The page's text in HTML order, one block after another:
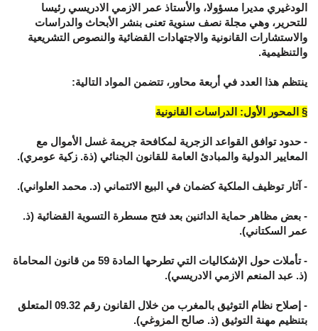
الودغيري مديرا مسؤولا، والأستاذ عمر الازمي الادريسي رئيسا
للتحرير، وهي مجلة نصف سنوية تعنى بنشر الأبحاث والدراسات
والاستشارات القانونية والاجتهادات القضائية والنصوص التشريعية
والتنظيمية.
ينتظم هذا العدد في أربعة محاور، تتضمن المواد التالية:
§ المحور الأول: الدراسات القانونية
- حدود توافق القواعد الزجرية لمكافحة جريمة غسل الأموال مع
المعايير الدولية والمبادئ العامة للقانون الجنائي (ذة. زكية عومري).
- آثار توظيف الملكية كضمان في البيع الائتماني (د. محمد العلواني).
- بعض مظاهر حماية الدائنين بعد فتح مسطرة التسوية القضائية (ذ.
عمر السكتاني).
- تأملات حول الإشكاليات التي تطرحها المادة 59 من قانون المحاماة
(ذ. عبد المنعم الازمي الادريسي).
- إصلاح نظام التوثيق بالمغرب من خلال القانون رقم 09.32 المتعلق
بتنظيم مهنة التوثيق (ذ. صالح المزوغي).